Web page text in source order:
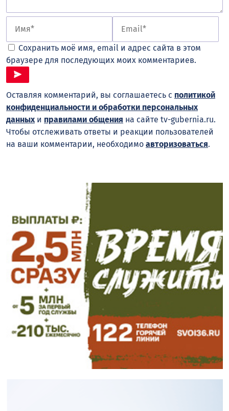
Сохранить моё имя, email и адрес сайта в этом
браузере для последующих моих комментариев.
Оставляя комментарий, вы соглашаетесь с политикой
конфиденциальности и обработки персональных
данныхи правилами общения на сайте tv-gubernia.ru.
Чтобы отслеживать ответы и реакции пользователей
на ваши комментарии, необходимо авторизоваться.